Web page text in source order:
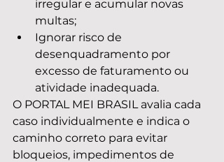
irregular e acumular novas
multas;
Ignorar risco de
desenquadramento por
excesso de faturamento ou
atividade inadequada.
O PORTAL MEI BRASIL avalia cada
caso individualmente e indica o
caminho correto para evitar
bloqueios, impedimentos de